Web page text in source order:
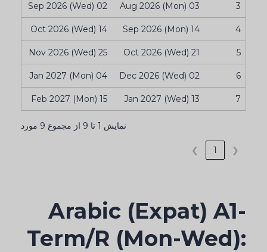
3
03 Aug 2026 (Mon)
02 Sep 2026 (Wed)
4
14 Sep 2026 (Mon)
14 Oct 2026 (Wed)
5
21 Oct 2026 (Wed)
25 Nov 2026 (Wed)
6
02 Dec 2026 (Wed)
04 Jan 2027 (Mon)
7
13 Jan 2027 (Wed)
15 Feb 2027 (Mon)
نمایش 1 تا 9 از مجموع 9 مورد
❮
1
❯
Arabic (Expat) A1-
Term/R (Mon-Wed):